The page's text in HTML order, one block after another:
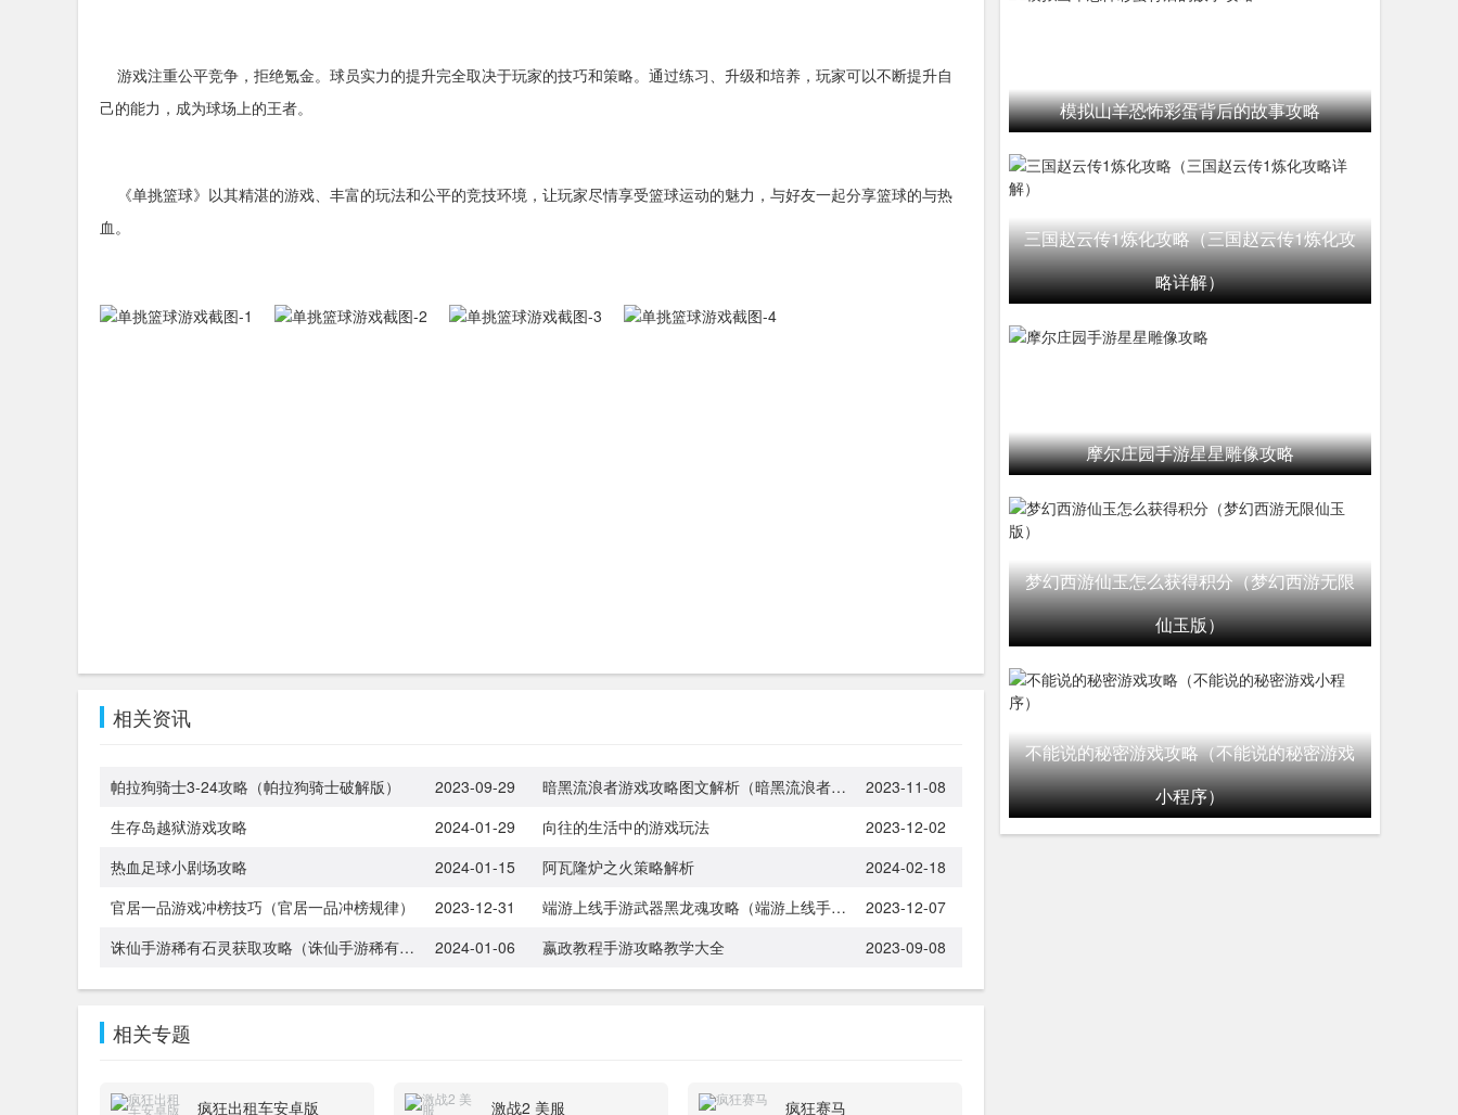
游戏注重公平竞争，拒绝氪金。球员实力的提升完全取决于玩家的技巧和策略。通过练习、升级和培养，玩家可以不断提升自
己的能力，成为球场上的王者。
《单挑篮球》以其精湛的游戏、丰富的玩法和公平的竞技环境，让玩家尽情享受篮球运动的魅力，与好友一起分享篮球的与热
血。
相关资讯
帕拉狗骑士3-24攻略（帕拉狗骑士破解版） 2023-09-29 暗黑流浪者游戏攻略图文解析（暗黑流浪者手游）
2023-11-08
生存岛越狱游戏攻略
2024-01-29 向往的生活中的游戏玩法
2023-12-02
热血足球小剧场攻略
2024-01-15 阿瓦隆炉之火策略解析
2024-02-18
官居一品游戏冲榜技巧（官居一品冲榜规律）
2023-12-31 端游上线手游武器黑龙魂攻略（端游上线手游武器黑龙魂攻略大全）
2023-12-07
诛仙手游稀有石灵获取攻略（诛仙手游稀有石灵获取攻略大全）
2024-01-06 嬴政教程手游攻略教学大全 2023-09-08
相关专题
疯狂出租车安卓版 激战2 美服 疯狂赛马
模拟山羊恐怖彩蛋背后的故事攻略
三国赵云传1炼化攻略（三国赵云传1炼化攻
略详解）
摩尔庄园手游星星雕像攻略
梦幻西游仙玉怎么获得积分（梦幻西游无限
仙玉版）
不能说的秘密游戏攻略（不能说的秘密游戏
小程序）